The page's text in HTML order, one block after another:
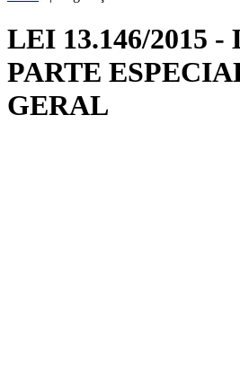
LEI 13.146/2015
PARTE
GERAL